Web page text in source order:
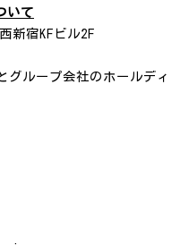
いて
新宿KFビル2F
ループ会社のホールディ